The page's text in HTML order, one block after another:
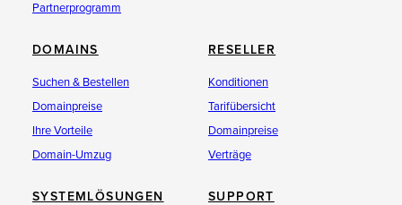
Partnerprogramm
DOMAINS
Suchen & Bestellen
Domainpreise
Ihre Vorteile
Domain-Umzug
RESELLER
Konditionen
Tarifübersicht
Domainpreise
Verträge
SYSTEMLÖSUNGEN SUPPORT